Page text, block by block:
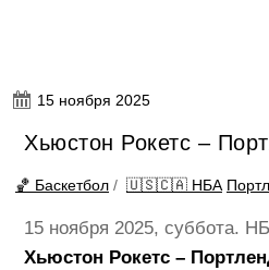
Единая лига ВТБ
15 ноября 2025
Хьюстон Рокетс –
🏀 Баскетбол / 🇺🇸🇨🇦 НБА
15 ноября 2025, суббота.
Хьюстон Рокетс –